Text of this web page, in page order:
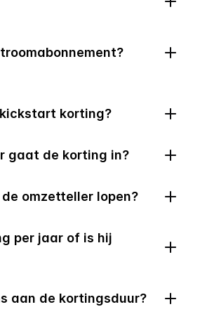
korting?
gaat de korting in?
omzetteller lopen?
per jaar of is hij
aan de kortingsduur?